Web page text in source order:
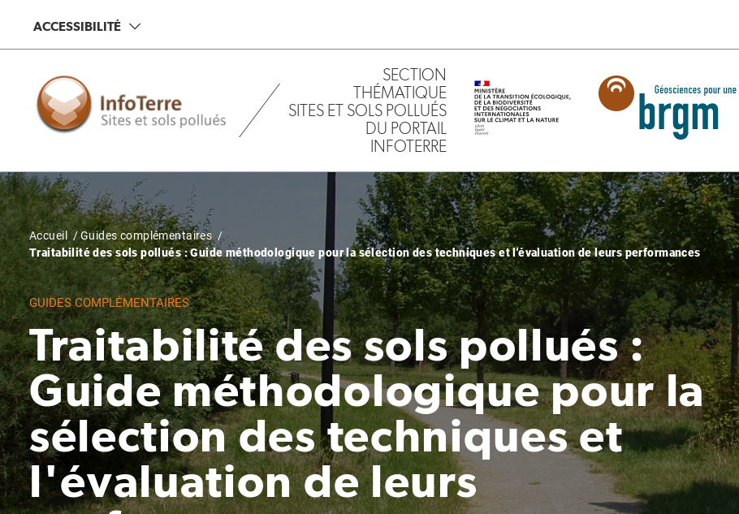
contenu
ACCESSIBILITÉ
SECTION
THÉMATIQUE
SITES ET SOLS POLLUÉS
DU PORTAIL
INFOTERRE
Fil
d'Ariane
Accueil
Guides complémentaires
Traitabilité des sols pollués : Guide méthodologique pour la sélection des techniques et l'évaluation de leurs performances
GUIDES COMPLÉMENTAIRES
Traitabilité des sols pollués :
Guide méthodologique pour la
sélection des techniques et
l'évaluation de leurs